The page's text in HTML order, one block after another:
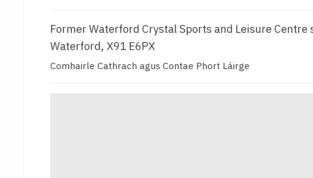
Former Waterford Crystal Sports and Leisure Centre
Waterford, X91 E6PX
Comhairle Cathrach agus Contae Phort Láirge